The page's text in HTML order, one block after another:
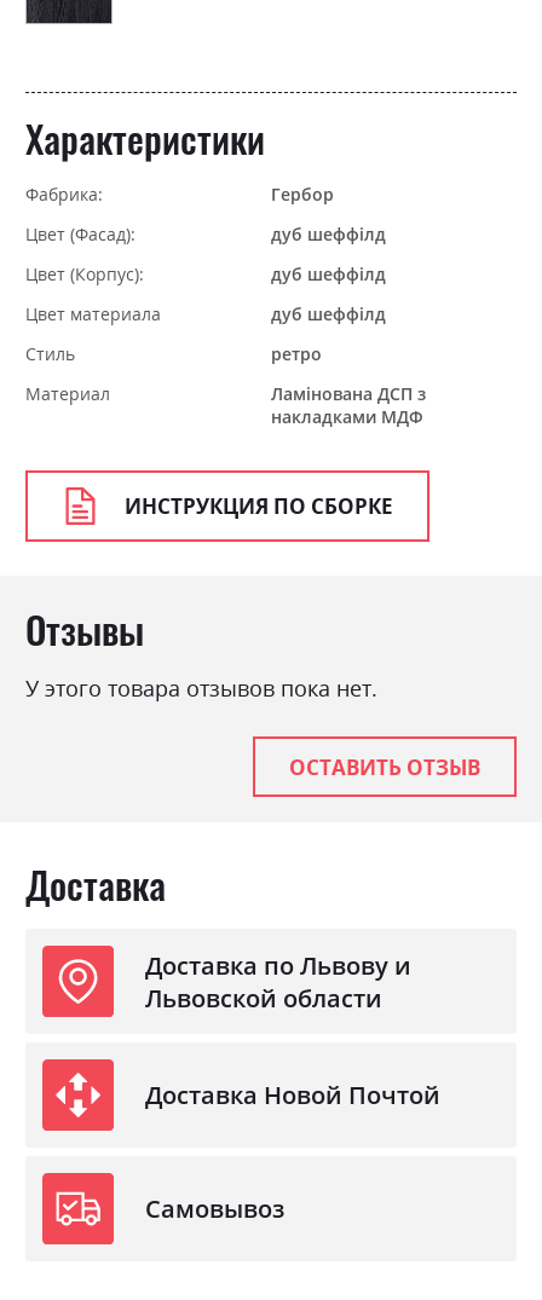
Характеристики
Фабрика:
Гербор
Цвет (Фасад):
дуб шеффілд
Цвет (Корпус):
дуб шеффілд
Цвет материала
дуб шеффілд
Стиль
ретро
Материал
Ламінована ДСП з
накладками МДФ
ИНСТРУКЦИЯ ПО СБОРКЕ
Отзывы
У этого товара отзывов пока нет.
ОСТАВИТЬ ОТЗЫВ
Доставка
Доставка по Львову и
Львовской области
Доставка Новой Почтой
Самовывоз